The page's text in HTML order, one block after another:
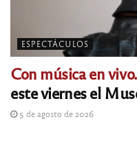
ESPECTÁCULOS
Con música en vivo.
este viernes el
5 de agosto de 2026